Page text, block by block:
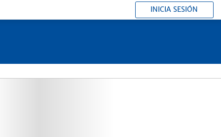
INICIA SESIÓN